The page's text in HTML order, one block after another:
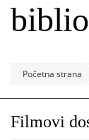
Početna strana
Filmovi